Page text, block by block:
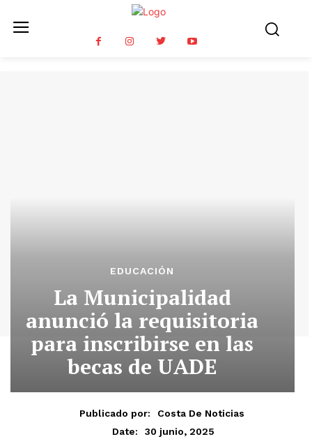
EDUCACIÓN
La Municipalidad
anunció la requisitoria
para inscribirse en las
becas de UADE
Publicado por:
Costa De Noticias
Date:
30 junio, 2025